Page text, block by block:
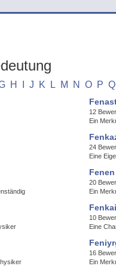
H J K L M N O P Q
12
Ein
24
Eine
Fenen
20
Ein
10
Eine
16
Ein